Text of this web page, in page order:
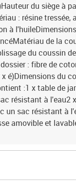
du siège à
: résine tressée,
à
de la
du coussin
: fibre de
é)Dimensions du
:1 x table de
résistant à l'eau2
un sac résistant à
amovible et